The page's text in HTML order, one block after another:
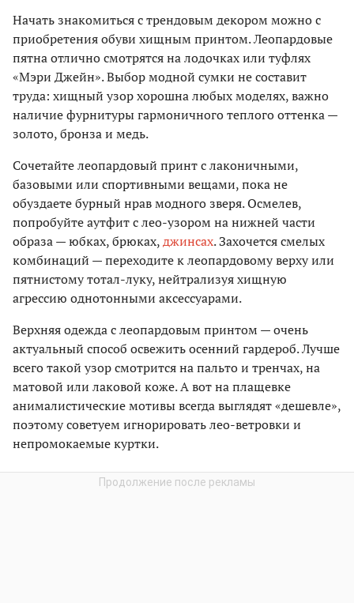
Начать знакомиться с трендовым декором можно с
приобретения обуви хищным принтом. Леопардовые
пятна отлично смотрятся на лодочках или туфлях
«Мэри Джейн». Выбор модной сумки не составит
труда: хищный узор хорошна любых моделях, важно
наличие фурнитуры гармоничного теплого оттенка —
золото, бронза и медь.
Сочетайте леопардовый принт с лаконичными,
базовыми или спортивными вещами, пока не
обуздаете бурный нрав модного зверя. Осмелев,
попробуйте аутфит с лео-узором на нижней части
образа — юбках, брюках,джинсах. Захочется смелых
комбинаций — переходите к леопардовому верху или
пятнистому тотал-луку, нейтрализуя хищную
агрессию однотонными аксессуарами.
Верхняя одежда с леопардовым принтом — очень
актуальный способ освежить осенний гардероб. Лучше
всего такой узор смотрится на пальто и тренчах, на
матовой или лаковой коже. А вот на плащевке
анималистические мотивы всегда выглядят «дешевле»,
поэтому советуем игнорировать лео-ветровки и
непромокаемые куртки.